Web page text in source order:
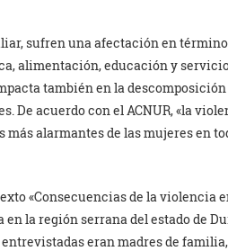
sufren una afectación en
alimentación, educación y
también en la
De acuerdo con el ACNUR, «la
alarmantes de las mujeres en
«Consecuencias de la violencia
la región serrana del estado de
eran madres de